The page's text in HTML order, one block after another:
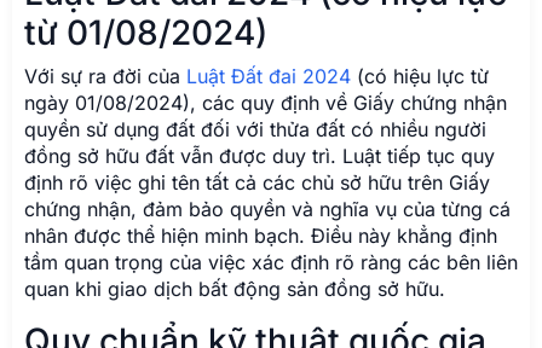
quan khi giao dịch bất động sản đồng sở hữu.
Quy chuẩn kỹ thuật quốc gia
về quy hoạch xây dựng
(QCVN 01:2021/BXD)
Về khía cạnh xây dựng, Quy chuẩn kỹ thuật quốc gia
về quy hoạch xây dựng (QCVN 01:2021/BXD) hiện
hành quy định về mật độ xây dựng. Cụ thể, đối với
những lô đất có diện tích lớn hơn 100m2, chỉ được
làm mái che nhẹ tại phần diện tích vượt quá mật độ
cho phép.